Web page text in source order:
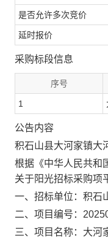
是否允许多次竞价
延时报价
采购标段信息
序号
1
公告内容
积石山县大河家镇大
根据《中华人民共和
关于阳光招标采购项
一、招标单位： 积石
二、项目编号：
三、项目名称： 大河